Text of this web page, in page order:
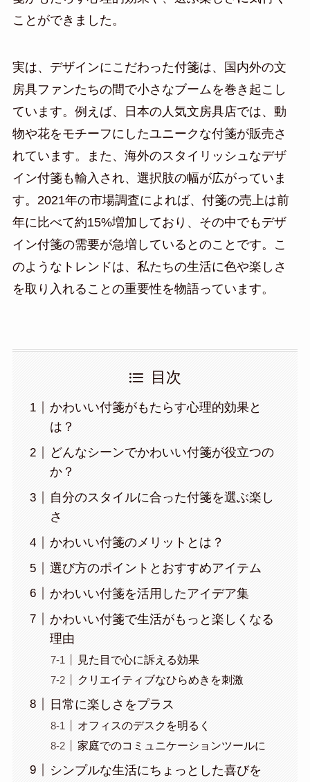
ことができました。
実は、デザインにこだわった付箋は、国内外の文
房具ファンたちの間で小さなブームを巻き起こし
ています。例えば、日本の人気文房具店では、動
物や花をモチーフにしたユニークな付箋が販売さ
れています。また、海外のスタイリッシュなデザ
イン付箋も輸入され、選択肢の幅が広がっていま
す。2021年の市場調査によれば、付箋の売上は前
年に比べて約15%増加しており、その中でもデザ
イン付箋の需要が急増しているとのことです。こ
のようなトレンドは、私たちの生活に色や楽しさ
を取り入れることの重要性を物語っています。
目次
かわいい付箋がもたらす心理的効果と
は？
どんなシーンでかわいい付箋が役立つの
か？
自分のスタイルに合った付箋を選ぶ楽し
さ
かわいい付箋のメリットとは？
選び方のポイントとおすすめアイテム
かわいい付箋を活用したアイデア集
かわいい付箋で生活がもっと楽しくなる
理由
見た目で心に訴える効果
クリエイティブなひらめきを刺激
日常に楽しさをプラス
オフィスのデスクを明るく
家庭でのコミュニケーションツールに
シンプルな生活にちょっとした喜びを